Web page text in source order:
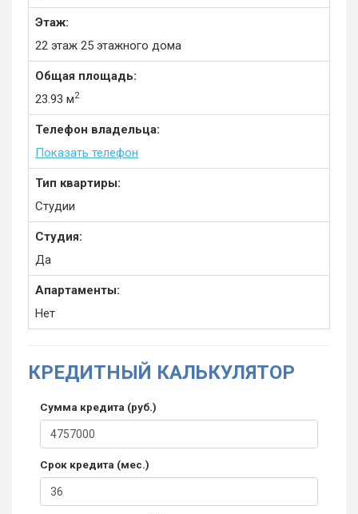
Этаж:
22 этаж 25 этажного дома
Общая площадь:
23.93 м2
Телефон владельца:
Показать телефон
Тип квартиры:
Студии
Студия:
Да
Апартаменты:
Нет
КРЕДИТНЫЙ КАЛЬКУЛЯТОР
Сумма кредита (руб.)
Срок кредита (мес.)